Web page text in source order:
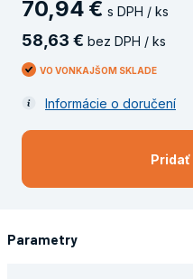
70,94 € s DPH / ks
58 63 € bez DPH / ks
VO VONKAJŠOM SKLADE
Informácie o doručení
Pridať
Parametry